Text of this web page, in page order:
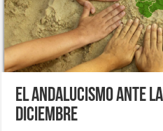
El andalucismo ante
diciembre